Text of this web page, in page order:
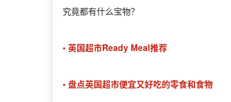
究竟都有什么宝物？
• 英国超市Ready Meal推荐
• 盘点英国超市便宜又好吃的零食和食物